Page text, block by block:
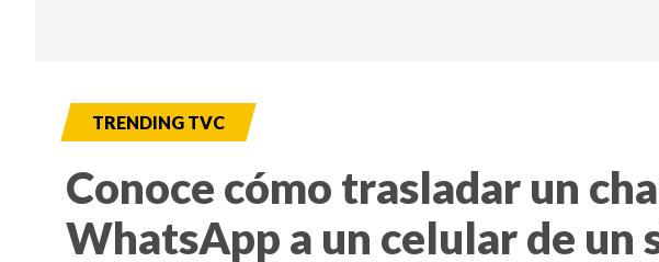
TRENDING TVC
Conoce cómo trasladar un
WhatsApp a un celular de un